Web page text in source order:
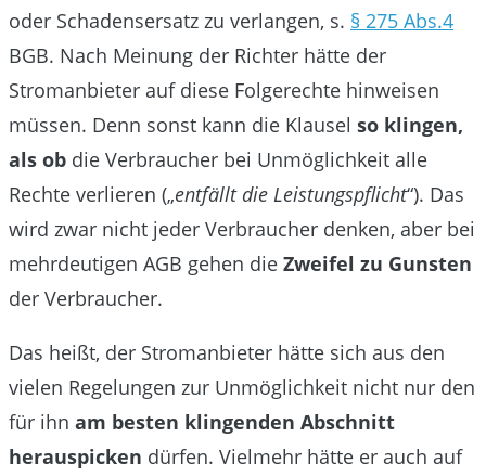
oder Schadensersatz zu verlangen, s. § 275 Abs.4
BGB. Nach Meinung der Richter hätte der
Stromanbieter auf diese Folgerechte hinweisen
müssen. Denn sonst kann die Klausel so klingen,
als ob die Verbraucher bei Unmöglichkeit alle
Rechte verlieren („entfällt die Leistungspflicht“). Das
wird zwar nicht jeder Verbraucher denken, aber bei
mehrdeutigen AGB gehen die Zweifel zu Gunsten
der Verbraucher.
Das heißt, der Stromanbieter hätte sich aus den
vielen Regelungen zur Unmöglichkeit nicht nur den
für ihn am besten klingenden Abschnitt
herauspicken dürfen. Vielmehr hätte er auch auf